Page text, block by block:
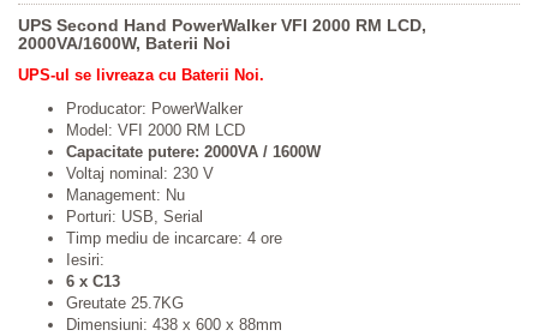
UPS Second Hand PowerWalker VFI 2000 RM LCD,
2000VA/1600W, Baterii Noi
UPS-ul se livreaza cu Baterii Noi.
Producator: PowerWalker
Model: VFI 2000 RM LCD
Capacitate putere: 2000VA / 1600W
Voltaj nominal: 230 V
Management: Nu
Porturi: USB, Serial
Timp mediu de incarcare: 4 ore
Iesiri:
6 x C13
Greutate 25.7KG
Dimensiuni: 438 x 600 x 88mm